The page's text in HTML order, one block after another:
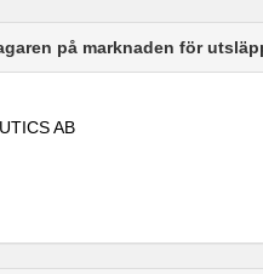
på marknaden för
AB